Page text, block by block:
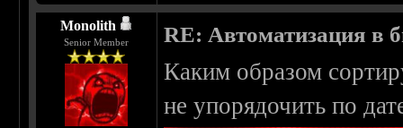
Monolith
Senior Member RE: Автоматизация в
Каким образом
не упорядочить по